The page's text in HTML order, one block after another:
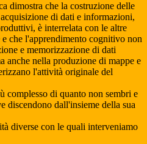
dimostra che la costruzione delle
di dati e informazioni,
è interrelata con le altre
che l'apprendimento cognitivo non
e memorizzazione di dati
anche nella produzione di mappe e
l'attività originale del
complesso di quanto non sembri e
discendono dall'insieme della sua
diverse con le quali interveniamo